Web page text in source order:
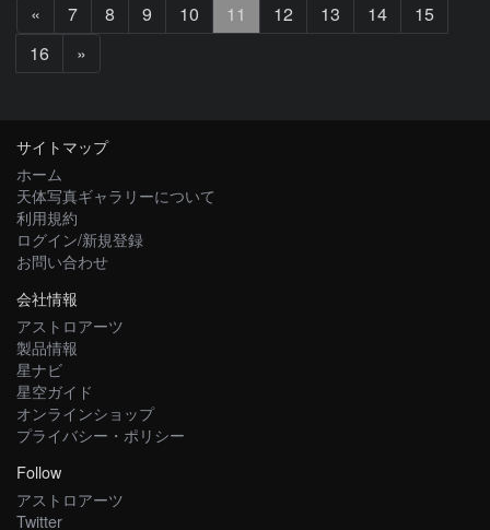
«
へ
7 8 9 10 11 12 13 14
15
16
»
へ
サイトマップ
ホーム
天体写真ギャラリーについて
利用規約
ログイン/新規登録
お問い合わせ
会社情報
アストロアーツ
製品情報
星ナビ
星空ガイド
オンラインショップ
プライバシー・ポリシー
Follow
アストロアーツ
Twitter